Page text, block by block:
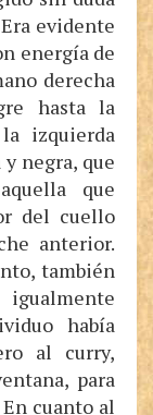
evidente
energía de
derecha
hasta la
izquierda
y negra, que
que
del cuello
anterior.
también
había
al curry,
para
cuanto al